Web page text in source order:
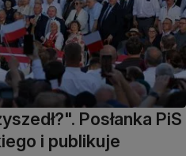
Posłanka PiS
i publikuje